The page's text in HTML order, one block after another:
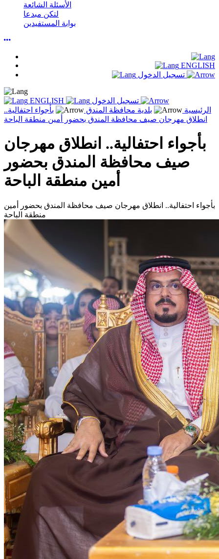
الأسئلة الشائعة
لتكن مبدعا
بوابة المستفيدين
ENGLISH
تسجيل الدخول
ENGLISH
تسجيل الدخول
الرئيسية
بلدية محافظة المندق
بأجواء احتفالية..
انطلاق مهرجان صيف محافظة المندق بحضور أمين منطقة الباحة
بأجواء احتفالية.. انطلاق مهرجان
صيف محافظة المندق بحضور
أمين منطقة الباحة
بأجواء احتفالية.. انطلاق مهرجان صيف محافظة المندق بحضور أمين
منطقة الباحة